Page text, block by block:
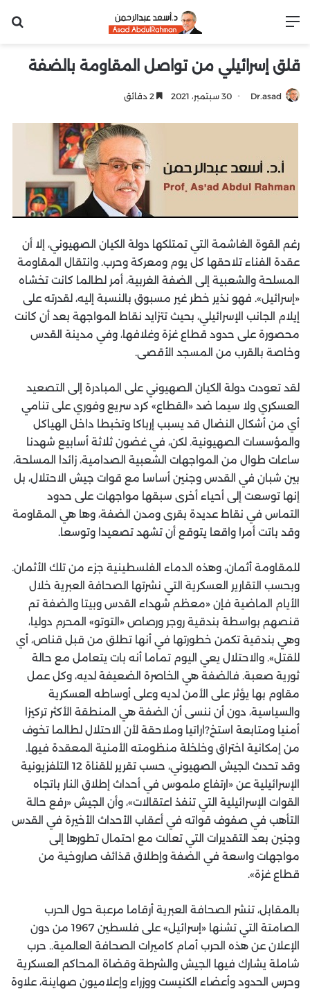
قلق إسرائيلي من تواصل المقاومة بالضفة
Dr.asad 30 سبتمبر، 2021
رغم القوة الغاشمة التي تمتلكها دولة الكيان الصهيوني، إلا أن
عقدة الفناء تلاحقها كل يوم ومعركة وحرب. وانتقال المقاومة
المسلحة والشعبية إلى الضفة الغربية، أمر لطالما كانت تخشاه
«إسرائيل». فهو نذير خطر غير مسبوق بالنسبة إليه، لقدرته على
إيلام الجانب الإسرائيلي، بحيث تتزايد نقاط المواجهة بعد أن كانت
محصورة على حدود قطاع غزة وغلافها، وفي مدينة القدس
وخاصة بالقرب من المسجد الأقصى.
لقد تعودت دولة الكيان الصهيوني على المبادرة إلى التصعيد
العسكري ولا سيما ضد «القطاع» كرد سريع وفوري على تنامي
أي من أشكال النضال قد يسبب إرباكا وتخبطا داخل الهياكل
والمؤسسات الصهيونية. لكن، في غضون ثلاثة أسابيع شهدنا
ساعات طوال من المواجهات الشعبية الصدامية، زائدا المسلحة،
بين شبان في القدس وجنين أساسا مع قوات جيش الاحتلال، بل
إنها توسعت إلى أحياء أخرى سبقها مواجهات على حدود
التماس في نقاط عديدة بقرى ومدن الضفة، وها هي المقاومة
وقد باتت أمرا واقعا يتوقع أن تشهد تصعيدا وتوسعا.
للمقاومة أثمان، وهذه الدماء الفلسطينية جزء من تلك الأثمان.
وبحسب التقارير العسكرية التي نشرتها الصحافة العبرية خلال
الأيام الماضية فإن «معظم شهداء القدس وبيتا والضفة تم
قنصهم بواسطة بندقية روجر ورصاص «التوتو» المحرم دوليا،
وهي بندقية تكمن خطورتها في أنها تطلق من قبل قناص، أي
للقتل». والاحتلال يعي اليوم تماما أنه بات يتعامل مع حالة
ثورية صعبة. فالضفة هي الخاصرة الضعيفة لديه، وكل عمل
مقاوم بها يؤثر على الأمن لديه وعلى أوساطه العسكرية
والسياسية، دون أن ننسى أن الضفة هي المنطقة الأكثر تركيزا
أمنيا ومتابعة استخ?اراتيا وملاحقة لأن الاحتلال لطالما تخوف
من إمكانية اختراق وخلخلة منظومته الأمنية المعقدة فيها.
وقد تحدث الجيش الصهيوني، حسب تقرير للقناة 12 التلفزيونية
الإسرائيلية عن «ارتفاع ملموس في أحداث إطلاق النار باتجاه
القوات الإسرائيلية التي تنفذ اعتقالات»، وأن الجيش «رفع حالة
التأهب في صفوف قواته في أعقاب الأحداث الأخيرة في القدس
وجنين بعد التقديرات التي تعالت مع احتمال تطورها إلى
مواجهات واسعة في الضفة وإطلاق قذائف صاروخية من
قطاع غزة».
بالمقابل، تنشر الصحافة العبرية أرقاما مرعبة حول الحرب
الصامتة التي تشنها «إسرائيل» على فلسطين 1967 من دون
الإعلان عن هذه الحرب أمام كاميرات الصحافة العالمية.. حرب
شاملة يشارك فيها الجيش والشرطة وقضاة المحاكم العسكرية
وحرس الحدود وأعضاء الكنيست ووزراء وإعلاميون صهاينة، علاوة